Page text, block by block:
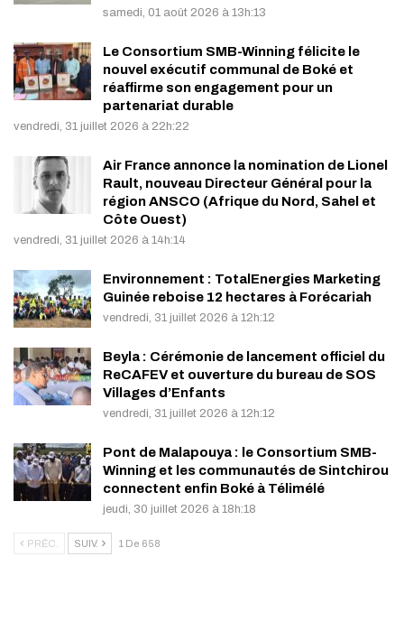
samedi, 01 août 2026 à 13h:13
Le Consortium SMB-Winning félicite le
nouvel exécutif communal de Boké et
réaffirme son engagement pour un
partenariat durable
vendredi, 31 juillet 2026 à 22h:22
Air France annonce la nomination de Lionel
Rault, nouveau Directeur Général pour la
région ANSCO (Afrique du Nord, Sahel et
Côte Ouest)
vendredi, 31 juillet 2026 à 14h:14
Environnement : TotalEnergies Marketing
Guinée reboise 12 hectares à Forécariah
vendredi, 31 juillet 2026 à 12h:12
Beyla : Cérémonie de lancement officiel du
ReCAFEV et ouverture du bureau de SOS
Villages d’Enfants
vendredi, 31 juillet 2026 à 12h:12
Pont de Malapouya : le Consortium SMB-
Winning et les communautés de Sintchirou
connectent enfin Boké à Télimélé
jeudi, 30 juillet 2026 à 18h:18
PRÉC. SUIV. 1 De 658